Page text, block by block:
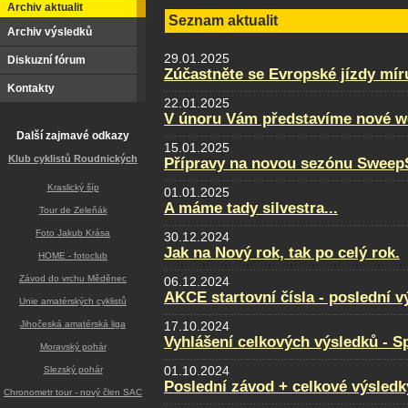
Archiv aktualit
Archiv výsledků
Diskuzní fórum
Kontakty
Další zajmavé odkazy
Klub cyklistů Roudnických
Kraslický šíp
Tour de Zeleňák
Foto Jakub Krása
HOME - fotoclub
Závod do vrchu Měděnec
Unie amatérských cyklistů
Jihočeská amatérská liga
Moravský pohár
Slezský pohár
Chronometr tour - nový člen SAC
Seznam aktualit
29.01.2025
Zúčastněte se Evropské jízdy
22.01.2025
V únoru Vám představíme nové
15.01.2025
Přípravy na novou sezónu
01.01.2025
A máme tady silvestra...
30.12.2024
Jak na Nový rok, tak po celý rok.
06.12.2024
AKCE startovní čísla - poslední
17.10.2024
Vyhlášení celkových výsledků -
01.10.2024
Poslední závod + celkové